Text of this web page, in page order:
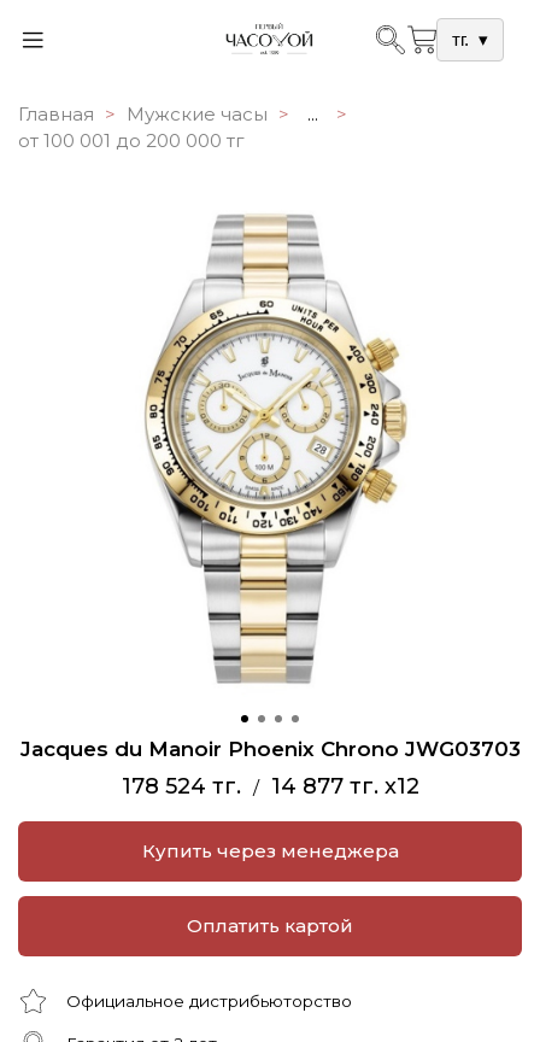
тг. ▾
Главная Мужские часы
...
от 100 001 до 200 000 тг
Jacques du Manoir Phoenix Chrono JWG03703
178 524 тг. / 14 877 тг. x12
Купить через менеджера
Оплатить картой
Официальное дистрибьюторство